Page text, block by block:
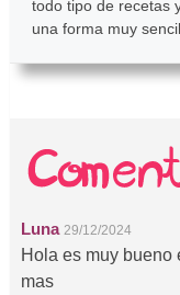
todo tipo de recetas
una forma muy
Luna 29/12/2024
Hola es muy bueno
mas